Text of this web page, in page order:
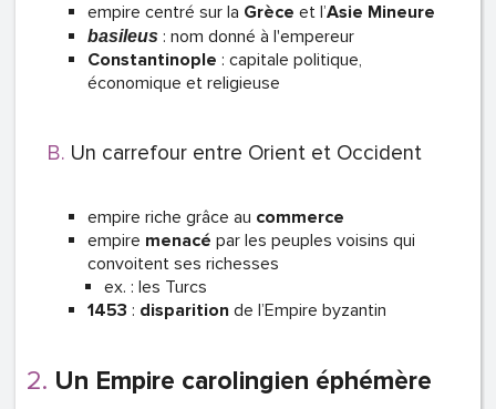
empire centré sur la Grèce et l’Asie Mineure
basileus : nom donné à l'empereur
Constantinople : capitale politique,
économique et religieuse
Un carrefour entre Orient et Occident
empire riche grâce au commerce
empire menacé par les peuples voisins qui
convoitent ses richesses
ex. : les Turcs
1453 : disparition de l’Empire byzantin
Un Empire carolingien éphémère